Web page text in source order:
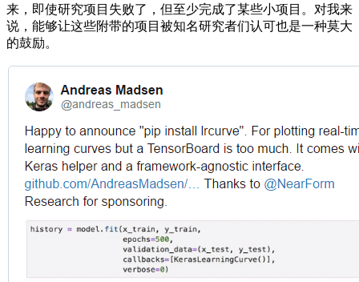
来，即使研究项目失败了，但至少完成了某些小项目。对我来
说，能够让这些附带的项目被知名研究者们认可也是一种莫大
的鼓励。